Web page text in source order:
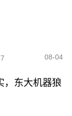
08-04
，东大机器狼